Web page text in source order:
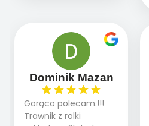
panowie wiedzą co
robią. Wszystko poszło
sprawnie i szybko.
Doradztwo w
pielęgnacji trawnika
teraz i na późniejszym
etapie jest dużym
plusem. Teraz razem
Dominik Mazan
Gorąco polecam.!!!
Trawnik z rolki